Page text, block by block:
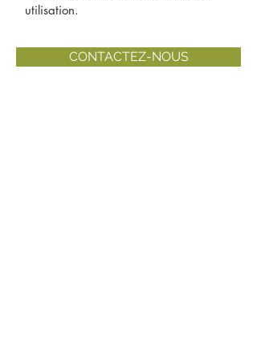
utilisation.
CONTACTEZ-NOUS